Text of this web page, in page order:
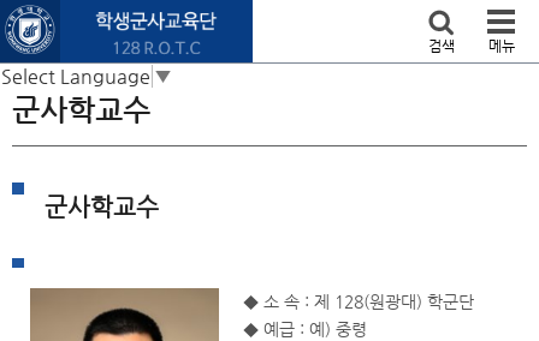
본문 바로가기
Select Language ▼
검색 메뉴
군사학교수
군사학교수
◆ 소 속 : 제 128(원광대) 학군단
◆ 예급 : 예) 중령